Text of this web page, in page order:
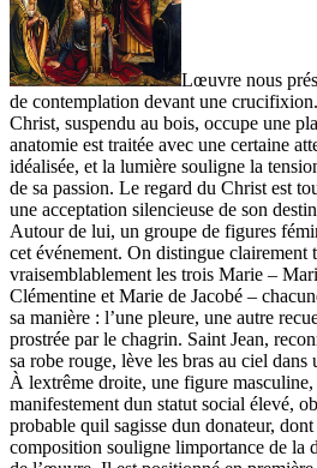
Lœuvre nous
de contemplation devant une
Christ, suspendu au bois, occupe une
anatomie est traitée avec une certaine
idéalisée, et la lumière souligne la
de sa passion. Le regard du Christ est
une acceptation silencieuse de son
Autour de lui, un groupe de figures
cet événement. On distingue clairement
vraisemblablement les trois Marie –
Clémentine et Marie de Jacobé –
sa manière : l’une pleure, une autre
prostrée par le chagrin. Saint Jean,
sa robe rouge, lève les bras au ciel dans
À lextrême droite, une figure
manifestement dun statut social élevé,
probable quil sagisse dun donateur, dont
composition souligne limportance de la